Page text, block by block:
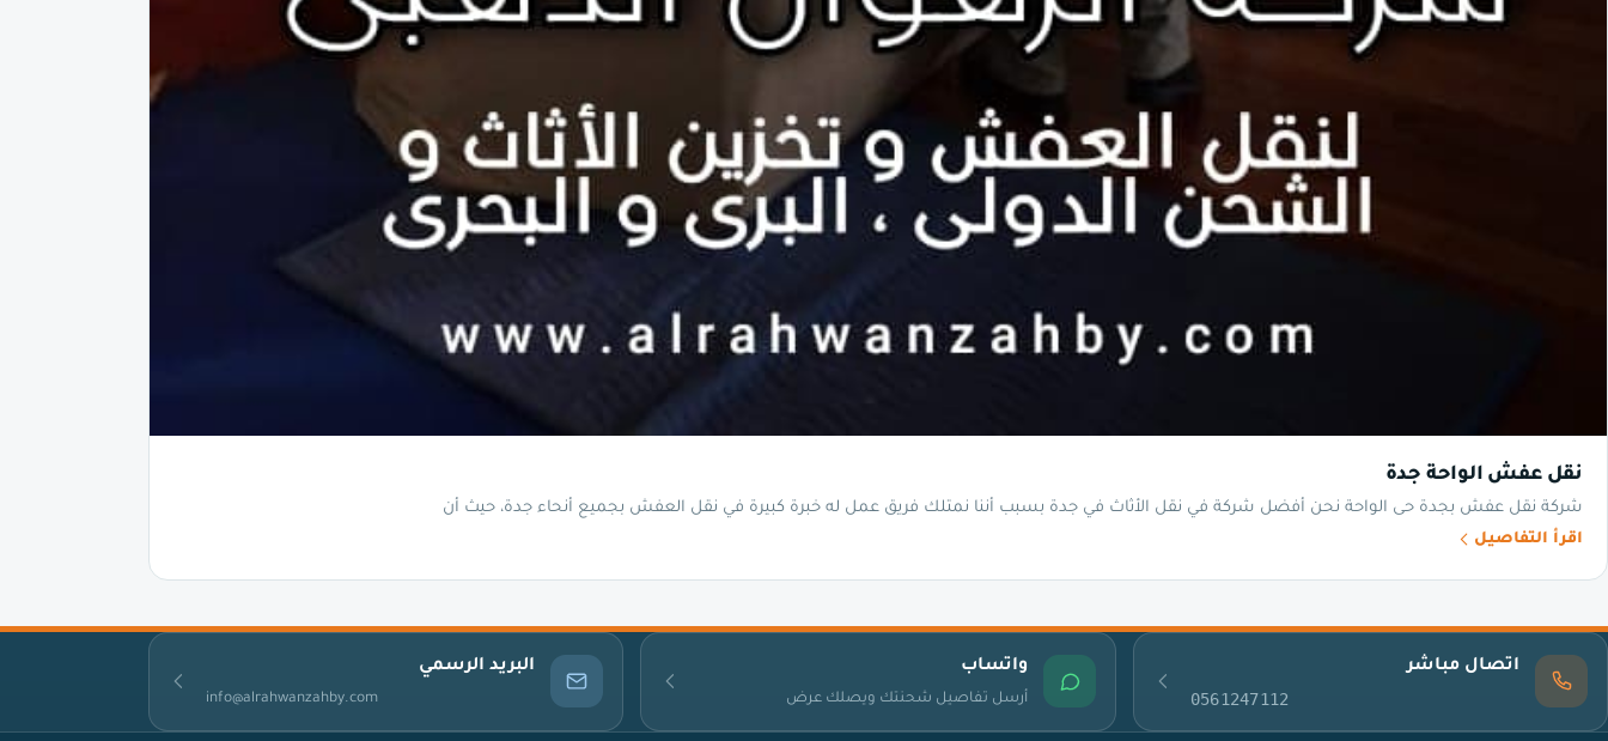
نقل عفش الواحة جدة
شركة نقل عفش بجدة حى الواحة نحن أفضل شركة في نقل الأثاث في جدة بسبب أننا نمتلك فريق عمل له خبرة كبيرة في نقل العفش بجميع أنحاء جدة، حيث أن
اقرأ التفاصيل
اتصال مباشر
0561247112
واتساب
أرسل تفاصيل شحنتك ويصلك عرض
البريد الرسمي
info@alrahwanzahby.com